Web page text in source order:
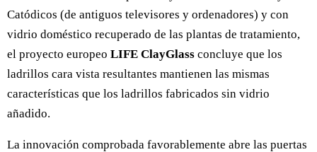
Catódicos (de antiguos televisores y ordenadores) y con
vidrio doméstico recuperado de las plantas de tratamiento,
el proyecto europeo LIFE ClayGlass concluye que los
ladrillos cara vista resultantes mantienen las mismas
características que los ladrillos fabricados sin vidrio
añadido.
La innovación comprobada favorablemente abre las puertas